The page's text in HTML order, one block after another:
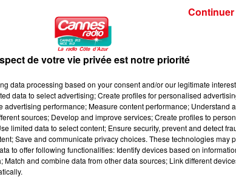
et la lecture et la création d'un cadran solaire
Fêtes de la station
de votre vie privée est notre priorité
data processing based on your consent and/or our legitimate
data to select advertising; Create profiles for personalised
performance; Measure content performance; Understand
sources; Develop and improve services; Create profiles to
limited data to select content; Ensure security, prevent and detect
Save and communicate privacy choices. These technologies may
to offer following functionalities: Identify devices based on
and combine data from other data sources; Link different